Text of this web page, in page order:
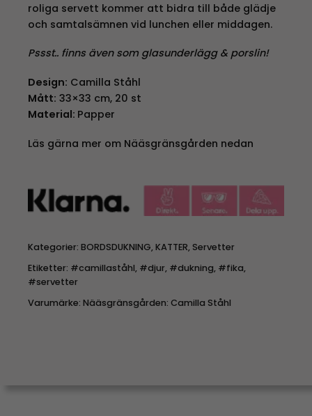
roliga servett kommer att bidra till både glädje
och samtalsämnen vid lunchen eller middagen.
Pssst.. finns även som glasunderlägg & porslin!
Design: Camilla Ståhl
Mått: 33×33 cm, 20 st
Material: Papper
Läs gärna mer om Nääsgränsgården nedan
Kategorier: BORDSDUKNING,KATTER,Servetter
Etiketter: #camillaståhl, #djur, #dukning, #fika,
#servetter
Varumärke: Nääsgränsgården: Camilla Ståhl